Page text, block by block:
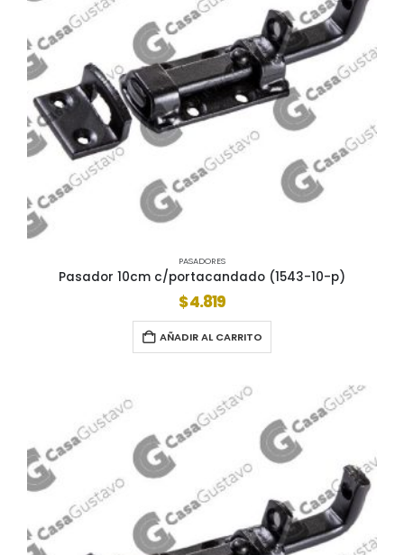
PASADORES
Pasador 10cm c/portacandado (1543-10-p)
$4.819
AÑADIR AL CARRITO